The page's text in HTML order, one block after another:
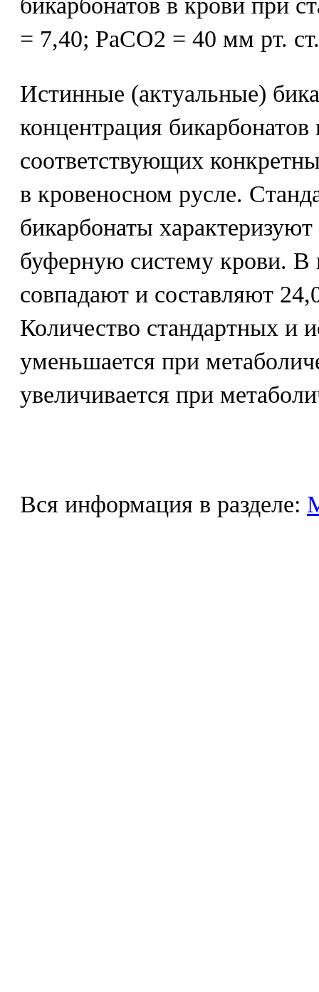
бикарбонатов в крови при
= 7,40; РаСО2 = 40 мм рт.
Истинные (актуальные)
концентрация
соответствующих
в кровеносном русле.
бикарбонаты
буферную систему крови.
совпадают и составляют
Количество стандартных и
уменьшается при
увеличивается при
Вся информация в разделе: